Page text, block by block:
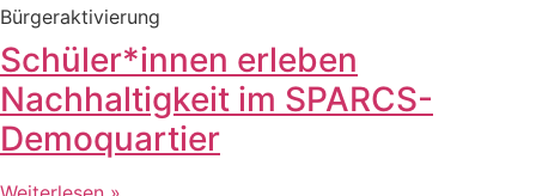
Bürgeraktivierung
Schüler*innen erleben
Nachhaltigkeit im SPARCS-
Demoquartier